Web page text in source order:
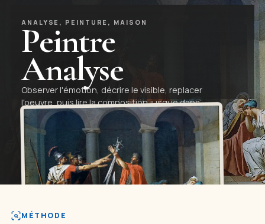
ANALYSE, PEINTURE, MAISON
Peintre
Analyse
Observer l'émotion, décrire le visible, replacer
l'oeuvre, puis lire la composition jusque dans
les détails.
Lire Peinture Voir les rubriques
émotion, visible, contexte,
MÉTHODE